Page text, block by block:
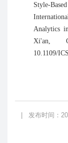
Style-
Analytics
Xi'an,
10.1109/
发布时间：